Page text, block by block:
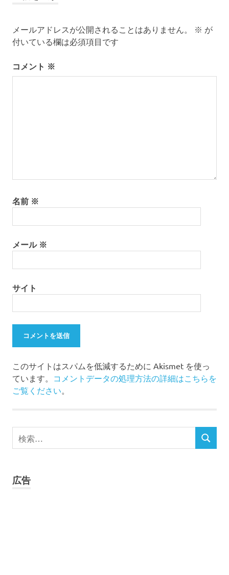
事
ビ
ゲ
ー
シ
メールアドレスが公開されることはありません。 ※ が
付いている欄は必須項目です
コメント ※
名前 ※
メール ※
サイト
このサイトはスパムを低減するために Akismet を使っ
ています。 コメントデータの処理方法の詳細はこちらを
ご覧ください。
検
索
検
広告